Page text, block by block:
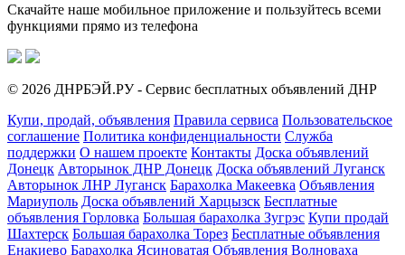
Скачайте наше мобильное приложение и пользуйтесь всеми
функциями прямо из телефона
© 2026 ДНРБЭЙ.РУ - Сервис бесплатных объявлений ДНР
Купи, продай, объявления Правила сервиса Пользовательское
соглашение Политика конфиденциальности Служба
поддержки О нашем проекте Контакты Доска объявлений
Донецк Авторынок ДНР Донецк Доска объявлений Луганск
Авторынок ЛНР Луганск Барахолка Макеевка Объявления
Мариуполь Доска объявлений Харцызск Бесплатные
объявления Горловка Большая барахолка Зугрэс Купи продай
Шахтерск Большая барахолка Торез Бесплатные объявления
Енакиево Барахолка Ясиноватая Объявления Волноваха